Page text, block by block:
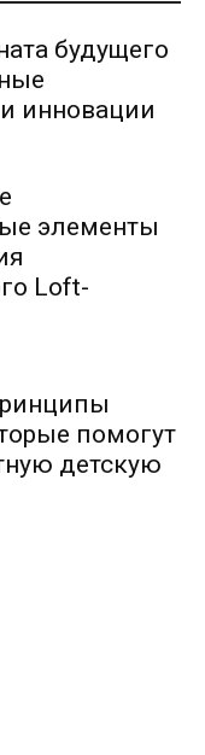
будущего
инновации
элементы
Loft-
помогут
детскую